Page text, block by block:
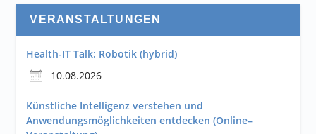
VERANSTALTUNGEN
Health-IT Talk: Robotik (hybrid)
10.08.2026
Künstliche Intelligenz verstehen und
Anwendungsmöglichkeiten entdecken (Online–